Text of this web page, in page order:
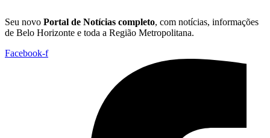
Seu novo Portal de Notícias completo, com notícias, informações
de Belo Horizonte e toda a Região Metropolitana.
Facebook-f